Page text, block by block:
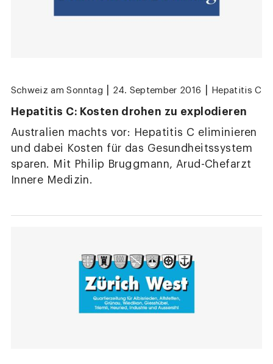
Schweiz am Sonntag 24. September 2016 Hepatitis C
Hepatitis C: Kosten drohen zu explodieren
Australien machts vor: Hepatitis C eliminieren
und dabei Kosten für das Gesundheitssystem
sparen. Mit Philip Bruggmann, Arud-Chefarzt
Innere Medizin.